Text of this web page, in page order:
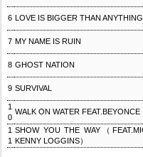
6 LOVE IS BIGGER THAN
7 MY NAME IS RUIN
8 GHOST NATION
9 SURVIVAL
1
0
WALK ON WATER FEAT.BEYONCE
1
1
SHOW YOU THE WAY（
KENNY LOGGINS）